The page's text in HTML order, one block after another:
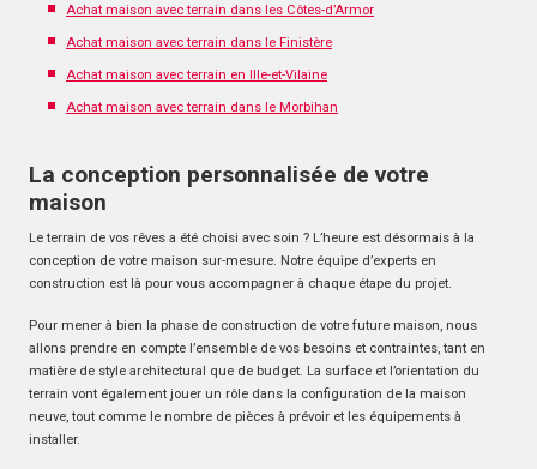
Achat maison avec terrain dans les Côtes-d’Armor
Achat maison avec terrain dans le Finistère
Achat maison avec terrain en Ille-et-Vilaine
Achat maison avec terrain dans le Morbihan
La conception personnalisée de votre
maison
Le terrain de vos rêves a été choisi avec soin ? L’heure est désormais à la
conception de votre maison sur-mesure. Notre équipe d’experts en
construction est là pour vous accompagner à chaque étape du projet.
Pour mener à bien la phase de construction de votre future maison, nous
allons prendre en compte l’ensemble de vos besoins et contraintes, tant en
matière de style architectural que de budget. La surface et l’orientation du
terrain vont également jouer un rôle dans la configuration de la maison
neuve, tout comme le nombre de pièces à prévoir et les équipements à
installer.